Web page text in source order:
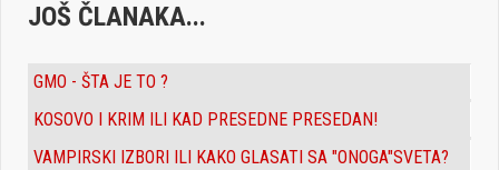
JOŠ ČLANAKA...
GMO - ŠTA JE TO ?
KOSOVO I KRIM ILI KAD PRESEDNE PRESEDAN!
VAMPIRSKI IZBORI ILI KAKO GLASATI SA "ONOGA"SVETA?